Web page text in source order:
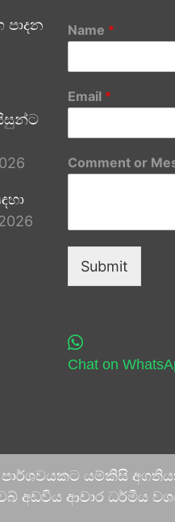
Name *
Email *
Comment or
Submit
Chat on
යම්කිසි
ආචාර ධර්මීය